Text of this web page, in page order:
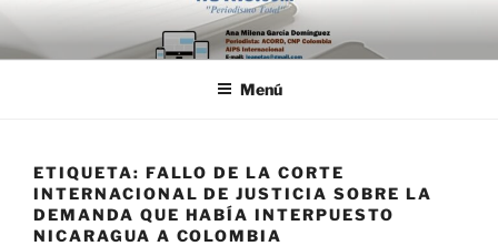
Saltar
al
contenido
Menú
ETIQUETA: FALLO DE LA CORTE
INTERNACIONAL DE JUSTICIA SOBRE LA
DEMANDA QUE HABÍA INTERPUESTO
NICARAGUA A COLOMBIA